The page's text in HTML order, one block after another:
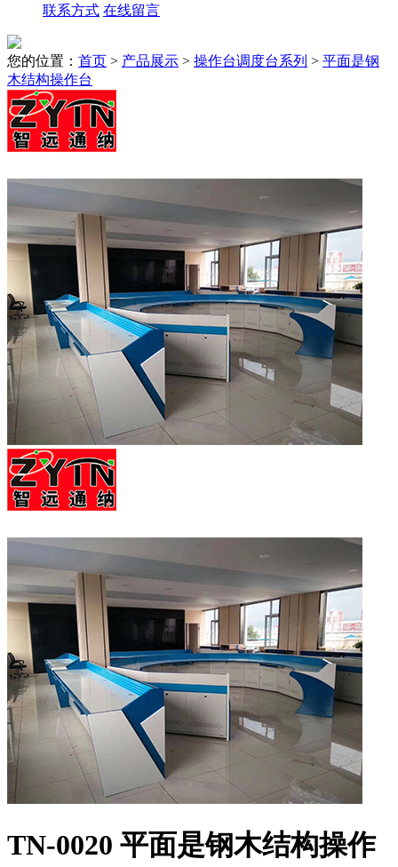
联系方式 在线留言
您的位置： 首页 > 产品展示 > 操作台调度台系列 > 平面是钢
木结构操作台
TN-0020 平面是钢木结构操作